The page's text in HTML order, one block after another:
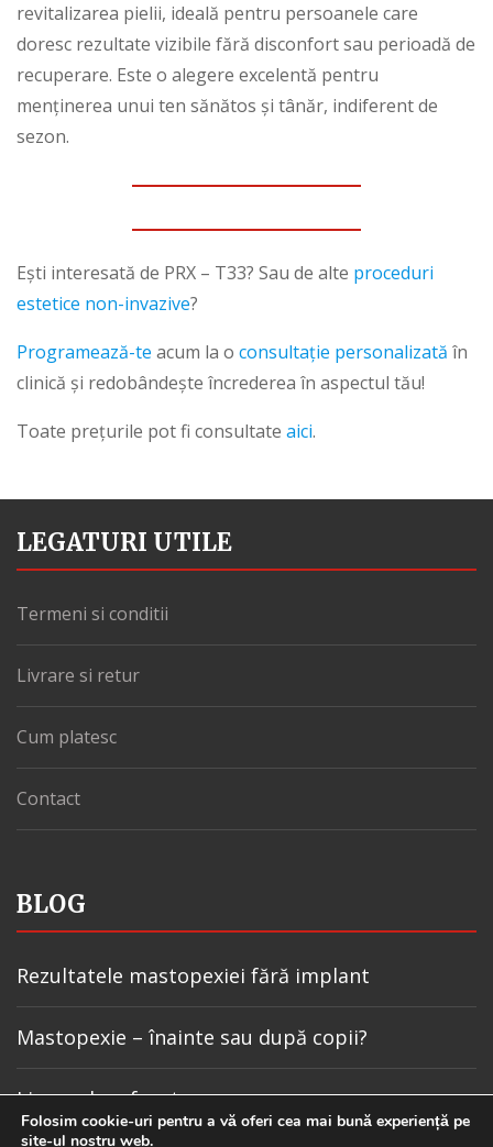
revitalizarea pielii, ideală pentru persoanele care
doresc rezultate vizibile fără disconfort sau perioadă de
recuperare. Este o alegere excelentă pentru
menținerea unui ten sănătos și tânăr, indiferent de
sezon.
Ești interesată de PRX – T33? Sau de alte proceduri
estetice non-invazive?
Programează-te acum la o consultație personalizată în
clinică și redobândește încrederea în aspectul tău!
Toate prețurile pot fi consultate aici.
LEGATURI UTILE
Termeni si conditii
Livrare si retur
Cum platesc
Contact
BLOG
Rezultatele mastopexiei fără implant
Mastopexie – înainte sau după copii?
Lipomul pe frunte
Folosim cookie-uri pentru a vă oferi cea mai bună experiență pe
site-ul nostru web.